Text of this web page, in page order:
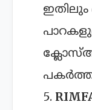
ഇതിലും
5.